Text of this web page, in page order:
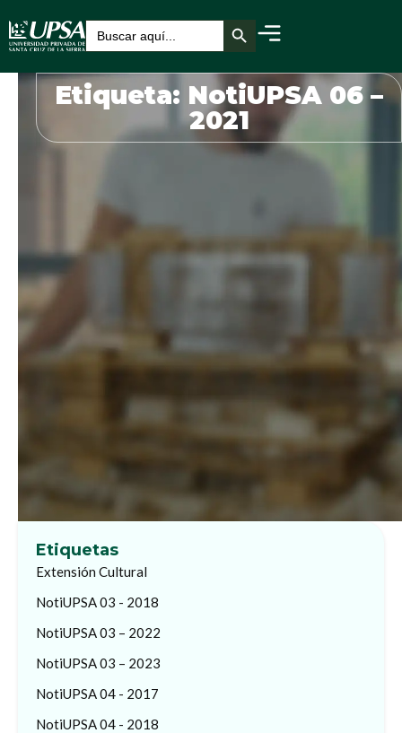
Buscar: Botón de búsqueda
Etiqueta: NotiUPSA 06 –
2021
Etiquetas
Extensión Cultural
NotiUPSA 03 - 2018
NotiUPSA 03 – 2022
NotiUPSA 03 – 2023
NotiUPSA 04 - 2017
NotiUPSA 04 - 2018